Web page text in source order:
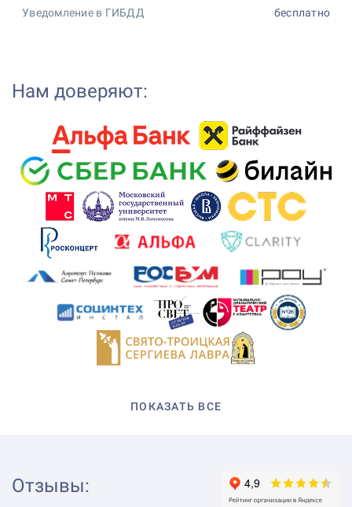
Уведомление в ГИБДД бесплатно
Нам доверяют:
ПОКАЗАТЬ ВСЕ
Отзывы: